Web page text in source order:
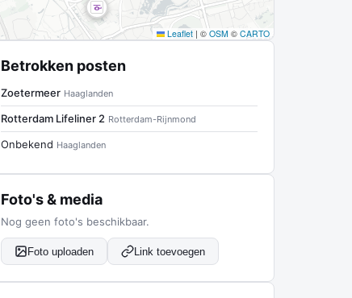
Leaflet | © OSM © CARTO
Betrokken posten
Zoetermeer Haaglanden
Rotterdam Lifeliner 2 Rotterdam-Rijnmond
Onbekend Haaglanden
Foto's & media
Nog geen foto's beschikbaar.
Foto uploaden Link toevoegen